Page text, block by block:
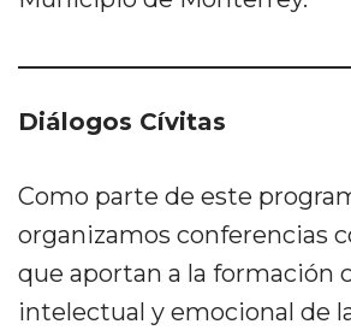
Diálogos Cívitas
Como parte de este
organizamos conferencias
que aportan a la formación
intelectual y emocional de